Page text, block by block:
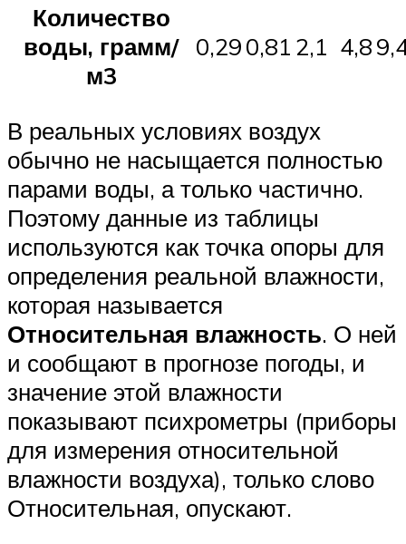
Количество
воды, грамм/
м3
0,290,81 2,1 4,8
В реальных условиях воздух
обычно не насыщается полностью
парами воды, а только частично.
Поэтому данные из таблицы
используются как точка опоры для
определения реальной влажности,
которая называется
Относительная влажность. О ней
и сообщают в прогнозе погоды, и
значение этой влажности
показывают психрометры (приборы
для измерения относительной
влажности воздуха), только слово
Относительная, опускают.